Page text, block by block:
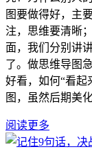
图要做得好，主
注，思维要清晰
面，我们分别讲
了。做思维导图
好看，如何“看起
图，虽然后期美
阅读更多